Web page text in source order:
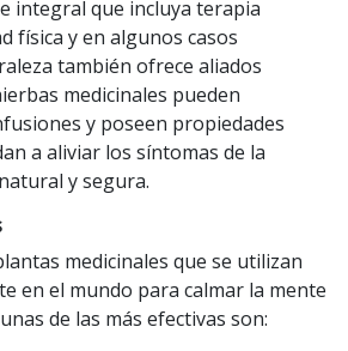
integral que incluya terapia
física y en algunos casos
también ofrece aliados
medicinales pueden
y poseen propiedades
a aliviar los síntomas de la
y segura.
medicinales que se utilizan
en el mundo para calmar la mente
de las más efectivas son: